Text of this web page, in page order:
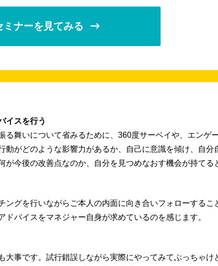
ミナーを見てみる
イスを行う
舞いについて省みるために、360度サーベイや、エンゲ
動がどのような影響力があるか、自己に意識を傾け、自分
今後の改善点なのか、自分を見つめなおす機会が持てる
グを行いながらご本人の内面に向き合いフォローするこ
バイスをマネジャー自身が求めているのを感じます。
事です。試行錯誤しながら実際にやってみてぶっちゃけ